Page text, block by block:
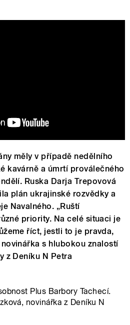
měly v případě nedělního
kavárně a úmrtí proválečného
Ruska Darja Trepovová
plán ukrajinské rozvědky a
Navalného. „Ruští
priority. Na celé situaci je
říct, jestli to je pravda,
s hlubokou znalostí
z Deníku N Petra
Plus Barbory Tachecí.
novinářka z Deníku N